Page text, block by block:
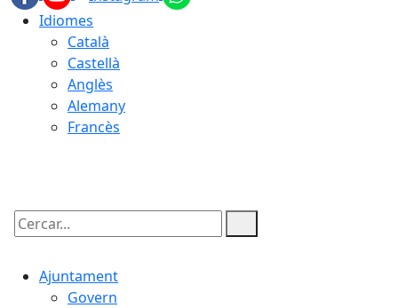
Idiomes
Català
Castellà
Anglès
Alemany
Francès
Cercar:
Ajuntament
Govern